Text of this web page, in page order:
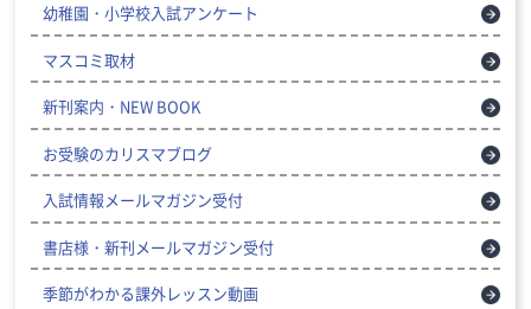
幼稚園・小学校入試アンケート
マスコミ取材
新刊案内・NEW BOOK
お受験のカリスマブログ
入試情報メールマガジン受付
書店様・新刊メールマガジン受付
季節がわかる課外レッスン動画